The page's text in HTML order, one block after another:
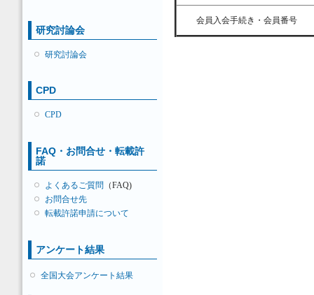
研究討論会
研究討論会
CPD
CPD
FAQ・お問合せ・転載許
諾
よくあるご質問 （FAQ)
お問合せ先
転載許諾申請について
アンケート結果
全国大会アンケート結果
会員入会手続き・会員番号